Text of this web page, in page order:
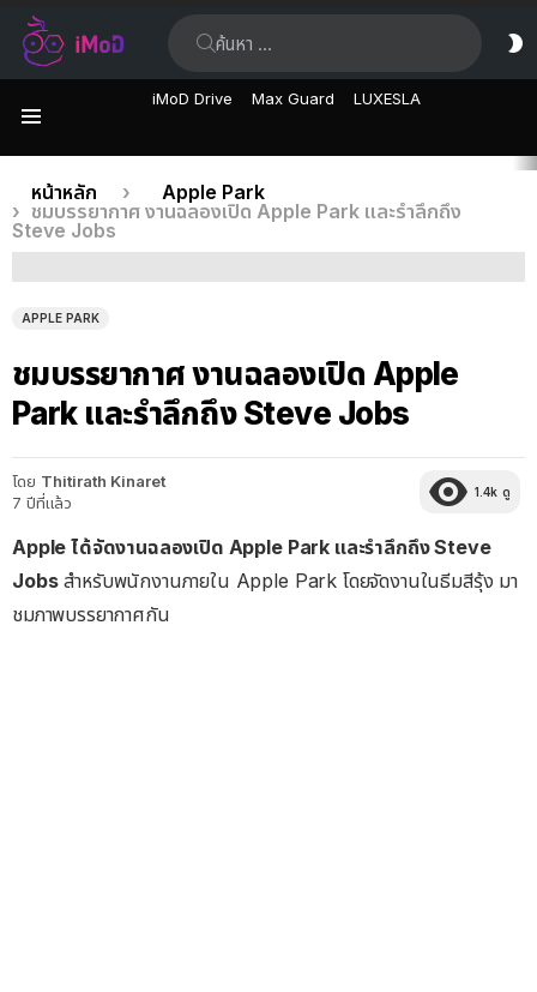
iMoD Drive Max Guard LUXESLA
เรื่อง
ล่าสุด
คุณอยู่ที่นี่:
หน้าหลัก
Apple Park
ชมบรรยากาศ งานฉลองเปิด Apple Park และรำลึกถึง
Steve Jobs
APPLE PARK
ชมบรรยากาศ งานฉลองเปิด Apple
Park และรำลึกถึง Steve Jobs
โดย Thitirath Kinaret
7 ปีที่แล้ว
1.4k ดู
Apple ได้จัดงานฉลองเปิด Apple Park และรำลึกถึง Steve
Jobsสำหรับพนักงานภายใน Apple Park โดยจัดงานในธีมสีรุ้ง มา
ชมภาพบรรยากาศกัน